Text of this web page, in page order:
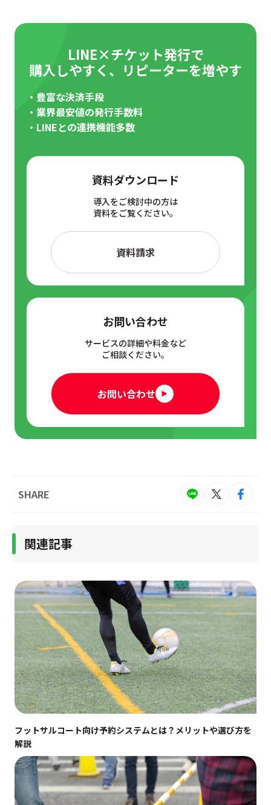
LINE×チケット発行で
購入しやすく、リピーターを増やす
・豊富な決済手段
・業界最安値の発行手数料
・LINEとの連携機能多数
資料ダウンロード
導入をご検討中の方は
資料をご覧ください。
資料請求
お問い合わせ
サービスの詳細や料金など
ご相談ください。
お問い合わせ
SHARE
関連記事
フットサルコート向け予約システムとは？メリットや選び方を
解説